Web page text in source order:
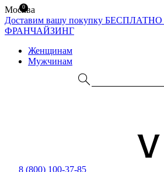
Москва
Доставим вашу покупку БЕСПЛАТНО
ФРАНЧАЙЗИНГ
Женщинам
Мужчинам
8 (800) 100-37-85
0